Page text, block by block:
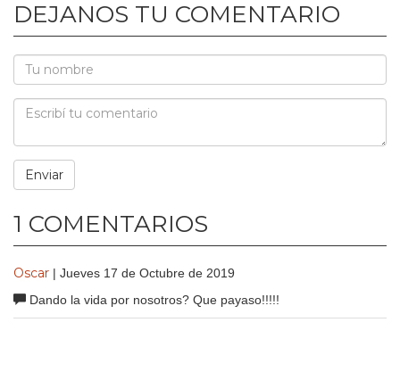
DEJANOS TU COMENTARIO
1 COMENTARIOS
Oscar | Jueves 17 de Octubre de 2019
Dando la vida por nosotros? Que payaso!!!!!